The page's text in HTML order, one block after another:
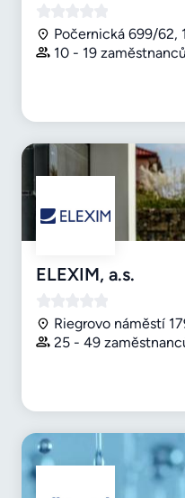
Počernická 699/62,
10 - 19 zaměstnanců
ELEXIM, a.s.
Riegrovo náměstí
25 - 49